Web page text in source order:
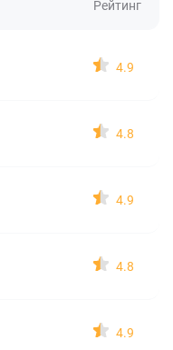
Рейтинг
4.9
4.8
4.9
4.8
4.9